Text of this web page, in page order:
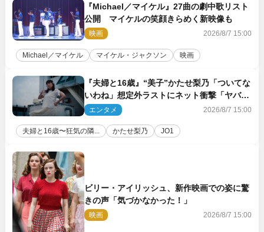
『Michael／マイケル』27曲の劇中歌リスト
公開 マイケルの笑顔きらめく新映像も
映画 2026/8/7 15:00
Michael／マイケル マイケル・ジャクソン 映画
『夫婦と16歳』“美子”かたせ梨乃「ついてな
いわね」想定外ラストにネット衝撃「ヤバす
ぎ…」「怖えぇ」（ネタバレあり）
エンタメ 2026/8/7 15:00
夫婦と16歳〜狂気の隣... かたせ梨乃 JO1
ビリー・アイリッシュ、新作映画での姿に驚
きの声「気づかなかった！」
映画 2026/8/7 15:00